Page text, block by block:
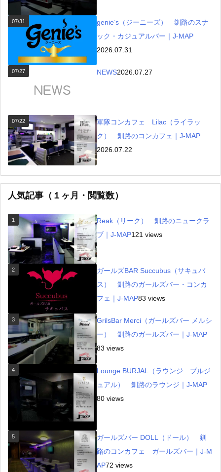
07/31
genie’s（ジーニーズ） 釧路のスナ
ック・カジュアルバー｜J-MAP
2026.07.31
07/27 NEWS2026.07.27
07/22
軍隊コンカフェ Lilac（ライラッ
ク） 釧路のコンカフェ｜J-MAP
2026.07.22
人気記事（１ヶ月・閲覧数）
1
Reak（リーク） 釧路のニュークラ
ブ｜J-MAP121 views
2
ガールズBAR Succubus（サキュバ
ス） 釧路のガールズバー・コンカ
フェ｜J-MAP83 views
3
GrilsBar Merci（ガールズバー メルシ
ー） 釧路のガールズバー｜J-MAP
83 views
4
Lounge BURJAL（ラウンジ ブルジ
ュアル） 釧路のラウンジ｜J-MAP
80 views
5
ガールズバー DOLL（ドール） 釧
路のコンカフェ ガールズバー｜J-M
AP72 views